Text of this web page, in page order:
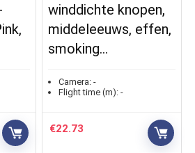
winddichte knopen,
middeleeuws, effen,
smoking…
Camera: -
Flight time (m): -
€22.73